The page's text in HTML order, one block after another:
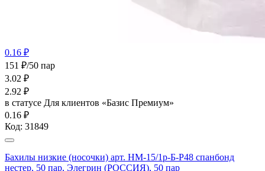
0.16 ₽
151 ₽/50 пар
3.02 ₽
2.92 ₽
в статусе Для клиентов «Базис Премиум»
0.16 ₽
Код: 31849
Бахилы низкие (носочки) арт. НМ-15/1р-Б-Р48 спанбонд
нестер, 50 пар, Элегрин (РОССИЯ), 50 пар